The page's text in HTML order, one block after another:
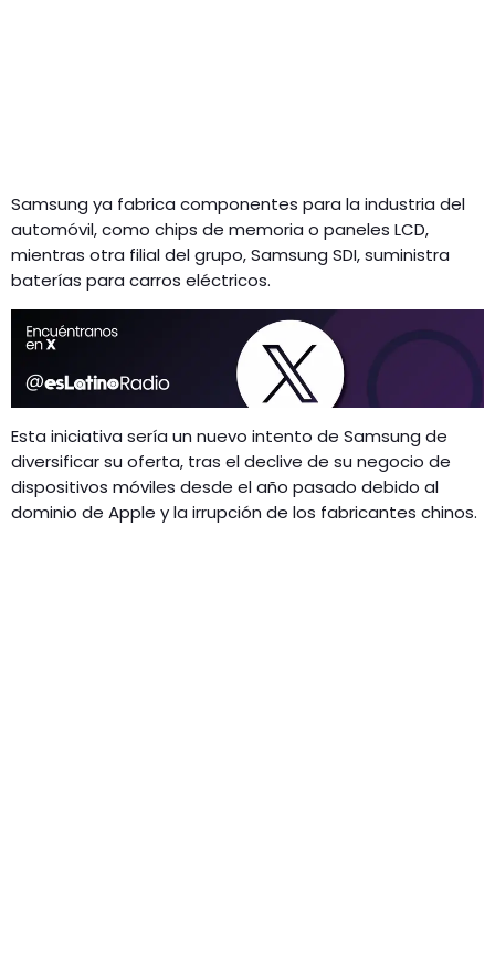
Samsung ya fabrica componentes para la industria del
automóvil, como chips de memoria o paneles LCD,
mientras otra filial del grupo, Samsung SDI, suministra
baterías para carros eléctricos.
Esta iniciativa sería un nuevo intento de Samsung de
diversificar su oferta, tras el declive de su negocio de
dispositivos móviles desde el año pasado debido al
dominio de Apple y la irrupción de los fabricantes chinos.